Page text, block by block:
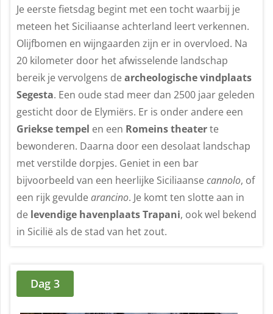
Je eerste fietsdag begint met een tocht waarbij je
meteen het Siciliaanse achterland leert verkennen.
Olijfbomen en wijngaarden zijn er in overvloed. Na
20 kilometer door het afwisselende landschap
bereik je vervolgens dearcheologische vindplaats
Segesta. Een oude stad meer dan 2500 jaar geleden
gesticht door de Elymiërs. Er is onder andere een
Griekse tempel en een Romeins theaterte
bewonderen. Daarna door een desolaat landschap
met verstilde dorpjes. Geniet in een bar
bijvoorbeeld van een heerlijke Siciliaansecannolo, of
een rijk gevuldearancino. Je komt ten slotte aan in
de levendige havenplaats Trapani, ook wel bekend
in Sicilië als de stad van het zout.
Dag 3